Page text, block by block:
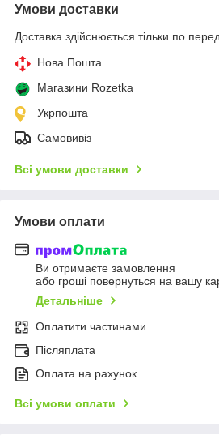
Умови доставки
Доставка здійснюється тільки по
Нова Пошта
Магазини Rozetka
Укрпошта
Самовивіз
Всі умови доставки
Умови оплати
Ви отримаєте замовлення
або гроші повернуться на вашу
Детальніше
Оплатити частинами
Післяплата
Оплата на рахунок
Всі умови оплати